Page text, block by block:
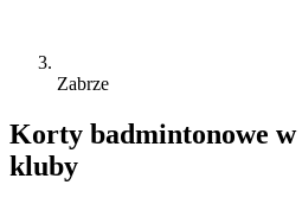
Zabrze
Korty badmintonowe
kluby